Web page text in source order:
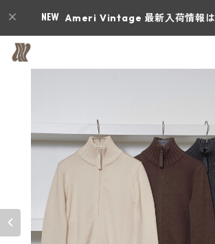
Ameri Vintage 最新入荷情報は